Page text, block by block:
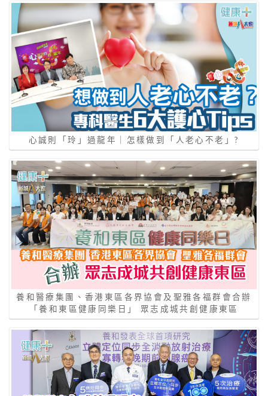
心誠則「玲」過龍年｜怎樣做到「⼈老⼼不老」?
養和醫療集團、香港東區各界協會及聖雅各福群會合辦
「養和東區健康同樂日」 眾志成城共創健康東區